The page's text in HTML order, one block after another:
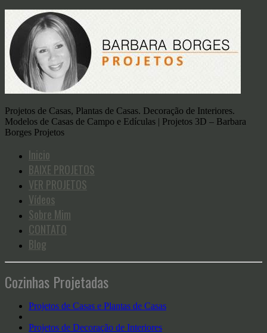
Projetos de Casas, Plantas de Casas. Decoração de Interiores.
Modelos de Casas de Campo e Edículas | Projetos 3D – Barbara
Borges Projetos
Inicio
BAIXE PROJETOS
VER PROJETOS
Vídeos
Sobre Mim
CONTATO
Blog
Cozinhas Projetadas
Projetos de Casas e Plantas de Casas
Projetos de Decoração de Interiores